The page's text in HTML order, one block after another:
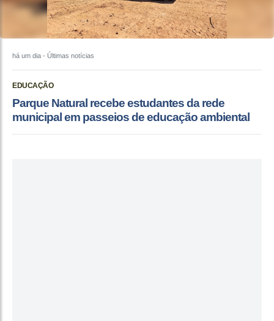
há um dia - Últimas notícias
EDUCAÇÃO
Parque Natural recebe estudantes da rede
municipal em passeios de educação ambiental